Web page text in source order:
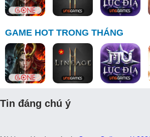
GAME HOT TRONG THÁNG
Tin đáng chú ý